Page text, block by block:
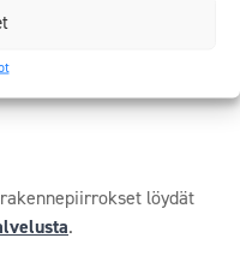
osoitteessa:
löydät
.